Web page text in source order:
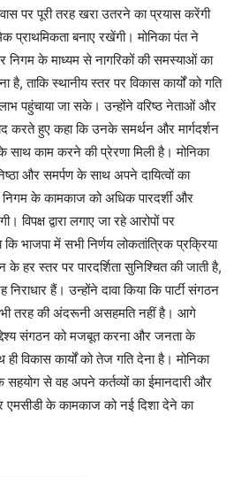
पर पूरी तरह खरा उतरने का प्रयास करेंगी
प्राथमिकता बनाए रखेंगी। मोनिका पंत ने
निगम के माध्यम से नागरिकों की समस्याओं का
ताकि स्थानीय स्तर पर विकास कार्यों को गति
पहुंचाया जा सके। उन्होंने वरिष्ठ नेताओं और
करते हुए कहा कि उनके समर्थन और मार्गदर्शन
काम करने की प्रेरणा मिली है। मोनिका
और समर्पण के साथ अपने दायित्वों का
निगम के कामकाज को अधिक पारदर्शी और
विपक्ष द्वारा लगाए जा रहे आरोपों पर
भाजपा में सभी निर्णय लोकतांत्रिक प्रक्रिया
स्तर पर पारदर्शिता सुनिश्चित की जाती है,
हैं। उन्होंने दावा किया कि पार्टी संगठन
तरह की अंदरूनी असहमति नहीं है। आगे
संगठन को मजबूत करना और जनता के
विकास कार्यों को तेज गति देना है। मोनिका
से वह अपने कर्तव्यों का ईमानदारी और
एमसीडी के कामकाज को नई दिशा देने का